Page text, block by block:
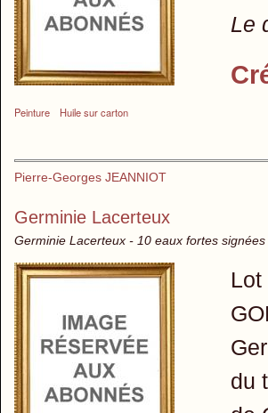
Peinture Huile sur carton
Le
Pierre-Georges JEANNIOT
Germinie Lacerteux
Germinie Lacerteux - 10 eaux fortes signées
Lot
du